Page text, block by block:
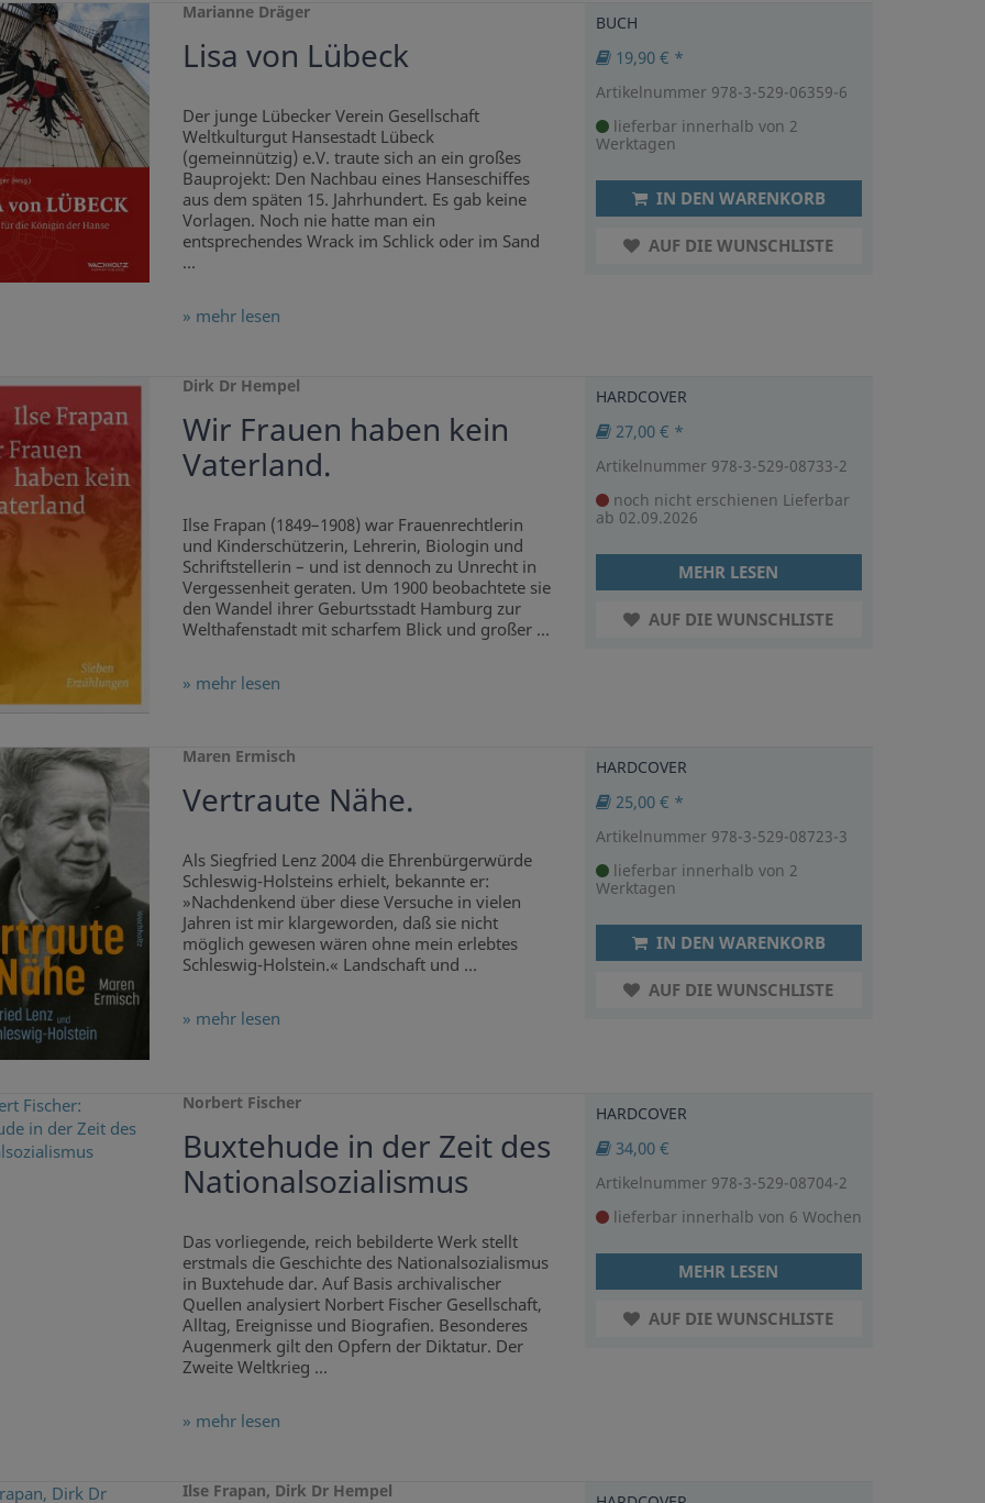
Marianne Dräger
Lisa von Lübeck
Der junge Lübecker Verein Gesellschaft
Weltkulturgut Hansestadt Lübeck
(gemeinnützig) e.V. traute sich an ein großes
Bauprojekt: Den Nachbau eines Hanseschiffes
aus dem späten 15. Jahrhundert. Es gab keine
Vorlagen. Noch nie hatte man ein
entsprechendes Wrack im Schlick oder im Sand
...
» mehr lesen
BUCH
19,90 € *
Artikelnummer 978-3-529-06359-6
lieferbar innerhalb von 2
Werktagen
IN DEN WARENKORB
AUF DIE WUNSCHLISTE
Dirk Dr Hempel
Wir Frauen haben kein
Vaterland.
Ilse Frapan (1849–1908) war Frauenrechtlerin
und Kinderschützerin, Lehrerin, Biologin und
Schriftstellerin – und ist dennoch zu Unrecht in
Vergessenheit geraten. Um 1900 beobachtete sie
den Wandel ihrer Geburtsstadt Hamburg zur
Welthafenstadt mit scharfem Blick und großer ...
» mehr lesen
HARDCOVER
27,00 € *
Artikelnummer 978-3-529-08733-2
noch nicht erschienen Lieferbar
ab 02.09.2026
MEHR LESEN
AUF DIE WUNSCHLISTE
Maren Ermisch
Vertraute Nähe.
Als Siegfried Lenz 2004 die Ehrenbürgerwürde
Schleswig-Holsteins erhielt, bekannte er:
»Nachdenkend über diese Versuche in vielen
Jahren ist mir klargeworden, daß sie nicht
möglich gewesen wären ohne mein erlebtes
Schleswig-Holstein.« Landschaft und ...
» mehr lesen
HARDCOVER
25,00 € *
Artikelnummer 978-3-529-08723-3
lieferbar innerhalb von 2
Werktagen
IN DEN WARENKORB
AUF DIE WUNSCHLISTE
Norbert Fischer
Buxtehude in der Zeit des
Nationalsozialismus
Das vorliegende, reich bebilderte Werk stellt
erstmals die Geschichte des Nationalsozialismus
in Buxtehude dar. Auf Basis archivalischer
Quellen analysiert Norbert Fischer Gesellschaft,
Alltag, Ereignisse und Biografien. Besonderes
Augenmerk gilt den Opfern der Diktatur. Der
Zweite Weltkrieg ...
» mehr lesen
HARDCOVER
34,00 €
Artikelnummer 978-3-529-08704-2
lieferbar innerhalb von 6 Wochen
MEHR LESEN
AUF DIE WUNSCHLISTE
Ilse Frapan, Dirk Dr Hempel